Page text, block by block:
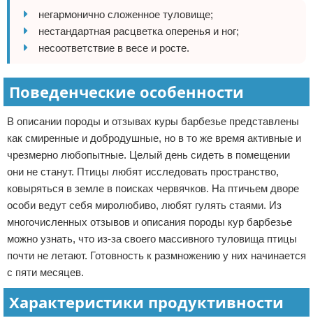
негармонично сложенное туловище;
нестандартная расцветка оперенья и ног;
несоответствие в весе и росте.
Поведенческие особенности
В описании породы и отзывах куры барбезье представлены
как смиренные и добродушные, но в то же время активные и
чрезмерно любопытные. Целый день сидеть в помещении
они не станут. Птицы любят исследовать пространство,
ковыряться в земле в поисках червячков. На птичьем дворе
особи ведут себя миролюбиво, любят гулять стаями. Из
многочисленных отзывов и описания породы кур барбезье
можно узнать, что из-за своего массивного туловища птицы
почти не летают. Готовность к размножению у них начинается
с пяти месяцев.
Характеристики продуктивности